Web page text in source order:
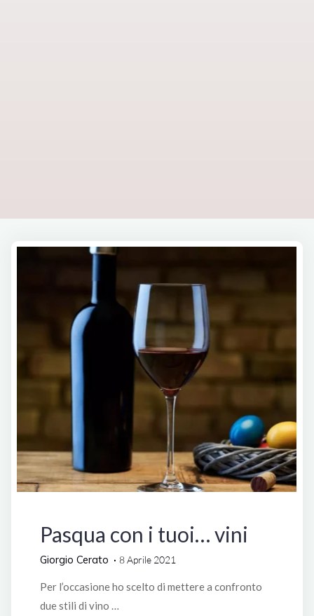
Pasqua con i tuoi… vini
Giorgio Cerato 8 Aprile 2021
Per l’occasione ho scelto di mettere a confronto
due stili di vino …